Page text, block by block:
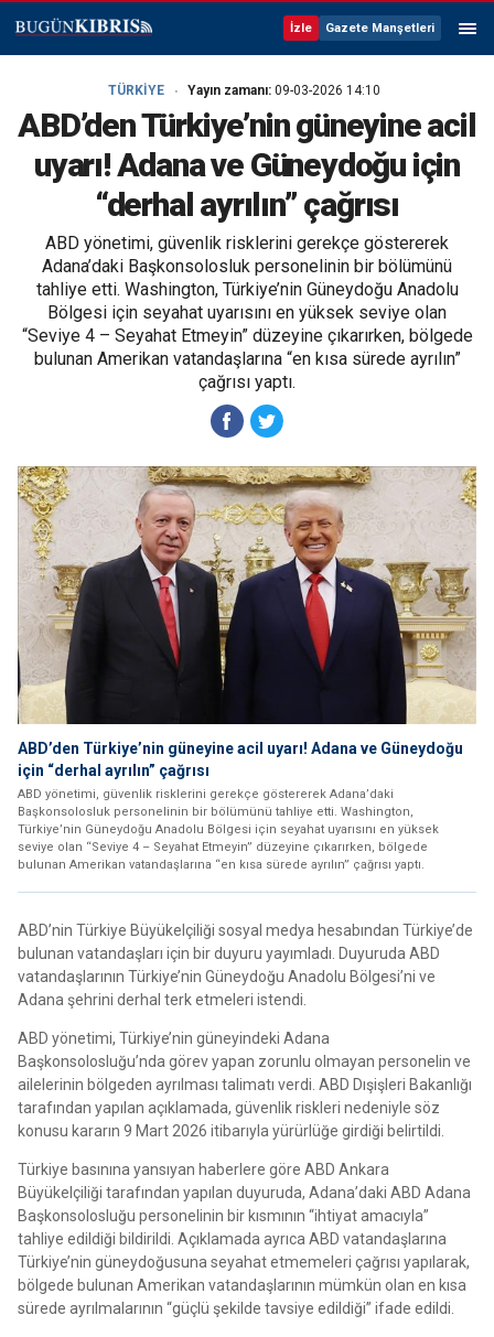
İzle Gazete Manşetleri
TÜRKİYE Yayın zamanı: 09-03-2026 14:10
ABD’den Türkiye’nin güneyine acil
uyarı! Adana ve Güneydoğu için
“derhal ayrılın” çağrısı
ABD yönetimi, güvenlik risklerini gerekçe göstererek
Adana’daki Başkonsolosluk personelinin bir bölümünü
tahliye etti. Washington, Türkiye’nin Güneydoğu Anadolu
Bölgesi için seyahat uyarısını en yüksek seviye olan
“Seviye 4 – Seyahat Etmeyin” düzeyine çıkarırken, bölgede
bulunan Amerikan vatandaşlarına “en kısa sürede ayrılın”
çağrısı yaptı.
ABD’den Türkiye’nin güneyine acil uyarı! Adana ve Güneydoğu
için “derhal ayrılın” çağrısı
ABD yönetimi, güvenlik risklerini gerekçe göstererek Adana’daki
Başkonsolosluk personelinin bir bölümünü tahliye etti. Washington,
Türkiye’nin Güneydoğu Anadolu Bölgesi için seyahat uyarısını en yüksek
seviye olan “Seviye 4 – Seyahat Etmeyin” düzeyine çıkarırken, bölgede
bulunan Amerikan vatandaşlarına “en kısa sürede ayrılın” çağrısı yaptı.
ABD’nin Türkiye Büyükelçiliği sosyal medya hesabından Türkiye’de
bulunan vatandaşları için bir duyuru yayımladı. Duyuruda ABD
vatandaşlarının Türkiye’nin Güneydoğu Anadolu Bölgesi’ni ve
Adana şehrini derhal terk etmeleri istendi.
ABD yönetimi, Türkiye’nin güneyindeki Adana
Başkonsolosluğu’nda görev yapan zorunlu olmayan personelin ve
ailelerinin bölgeden ayrılması talimatı verdi. ABD Dışişleri Bakanlığı
tarafından yapılan açıklamada, güvenlik riskleri nedeniyle söz
konusu kararın 9 Mart 2026 itibarıyla yürürlüğe girdiği belirtildi.
Türkiye basınına yansıyan haberlere göre ABD Ankara
Büyükelçiliği tarafından yapılan duyuruda, Adana’daki ABD Adana
Başkonsolosluğu personelinin bir kısmının “ihtiyat amacıyla”
tahliye edildiği bildirildi. Açıklamada ayrıca ABD vatandaşlarına
Türkiye’nin güneydoğusuna seyahat etmemeleri çağrısı yapılarak,
bölgede bulunan Amerikan vatandaşlarının mümkün olan en kısa
sürede ayrılmalarının “güçlü şekilde tavsiye edildiği” ifade edildi.